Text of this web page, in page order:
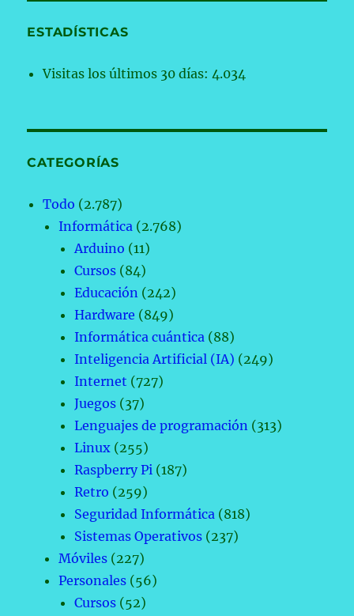
ESTADÍSTICAS
Visitas los últimos 30 días:4.034
CATEGORÍAS
Todo (2.787)
Informática (2.768)
Arduino (11)
Cursos (84)
Educación (242)
Hardware (849)
Informática cuántica (88)
Inteligencia Artificial (IA) (249)
Internet (727)
Juegos (37)
Lenguajes de programación (313)
Linux (255)
Raspberry Pi (187)
Retro (259)
Seguridad Informática (818)
Sistemas Operativos (237)
Móviles (227)
Personales (56)
Cursos (52)